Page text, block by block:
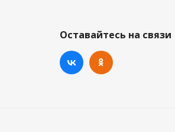
Оставайтесь на связи